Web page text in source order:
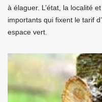
à élaguer. L’état, la localité
importants qui fixent le tarif
espace vert.